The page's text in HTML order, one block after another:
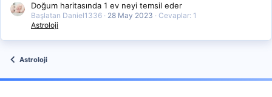
Doğum haritasında 1 ev neyi temsil eder
Başlatan Daniel1336 28 May 2023
Cevaplar: 1
Astroloji
Astroloji